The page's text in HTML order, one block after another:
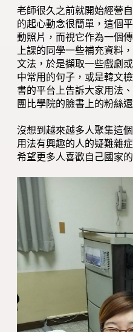
老師很久之前就開始經營
的起心動念很簡單，這個
動照片，而視它作為一個
上課的同學一些補充資料
文法，於是擷取一些戲劇
中常用的句子，或是韓文
書的平台上告訴大家用法
團比學院的臉書上的粉絲還
沒想到越來越多人聚集這
用法有興趣的人的疑難雜
希望更多人喜歡自己國家的